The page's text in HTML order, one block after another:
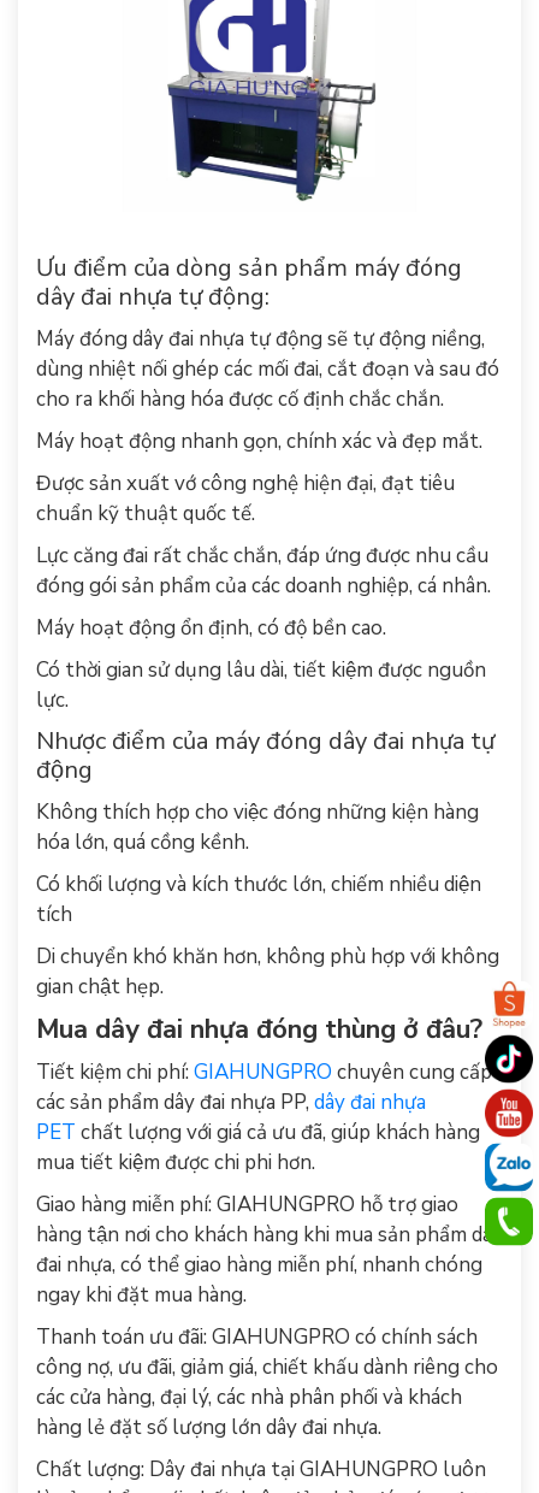
Ưu điểm của dòng sản phẩm máy đóng
dây đai nhựa tự động:
Máy đóng dây đai nhựa tự động sẽ tự động niềng,
dùng nhiệt nối ghép các mối đai, cắt đoạn và sau đó
cho ra khối hàng hóa được cố định chắc chắn.
Máy hoạt động nhanh gọn, chính xác và đẹp mắt.
Được sản xuất vớ công nghệ hiện đại, đạt tiêu
chuẩn kỹ thuật quốc tế.
Lực căng đai rất chắc chắn, đáp ứng được nhu cầu
đóng gói sản phẩm của các doanh nghiệp, cá nhân.
Máy hoạt động ổn định, có độ bền cao.
Có thời gian sử dụng lâu dài, tiết kiệm được nguồn
lực.
Nhược điểm của máy đóng dây đai nhựa tự
động
Không thích hợp cho việc đóng những kiện hàng
hóa lớn, quá cồng kềnh.
Có khối lượng và kích thước lớn, chiếm nhiều diện
tích
Di chuyển khó khăn hơn, không phù hợp với không
gian chật hẹp.
Mua dây đai nhựa đóng thùng ở đâu?
Tiết kiệm chi phí: GIAHUNGPRO chuyên cung cấp
các sản phẩm dây đai nhựa PP, dây đai nhựa
PET chất lượng với giá cả ưu đã, giúp khách hàng
mua tiết kiệm được chi phi hơn.
Giao hàng miễn phí: GIAHUNGPRO hỗ trợ giao
hàng tận nơi cho khách hàng khi mua sản phẩm dây
đai nhựa, có thể giao hàng miễn phí, nhanh chóng
ngay khi đặt mua hàng.
Thanh toán ưu đãi: GIAHUNGPRO có chính sách
công nợ, ưu đãi, giảm giá, chiết khấu dành riêng cho
các cửa hàng, đại lý, các nhà phân phối và khách
hàng lẻ đặt số lượng lớn dây đai nhựa.
Chất lượng: Dây đai nhựa tại GIAHUNGPRO luôn